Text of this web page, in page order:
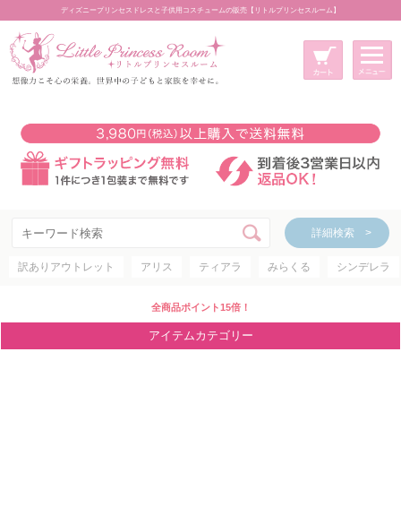
ディズニープリンセスドレスと子供用コスチュームの販売【リトルプリンセスルーム】
詳細検索 >
訳ありアウトレット アリス ティアラ みらくる シンデレラ
全商品ポイント15倍！
アイテムカテゴリー
新規会員登録
マイページ
カート
詳細検索 >
アイテムカテゴリー
ディズニープリンセス
ディズニキャラクター